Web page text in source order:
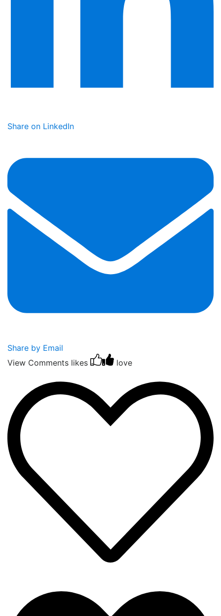
Share on LinkedIn
Share by Email
View Comments likes love